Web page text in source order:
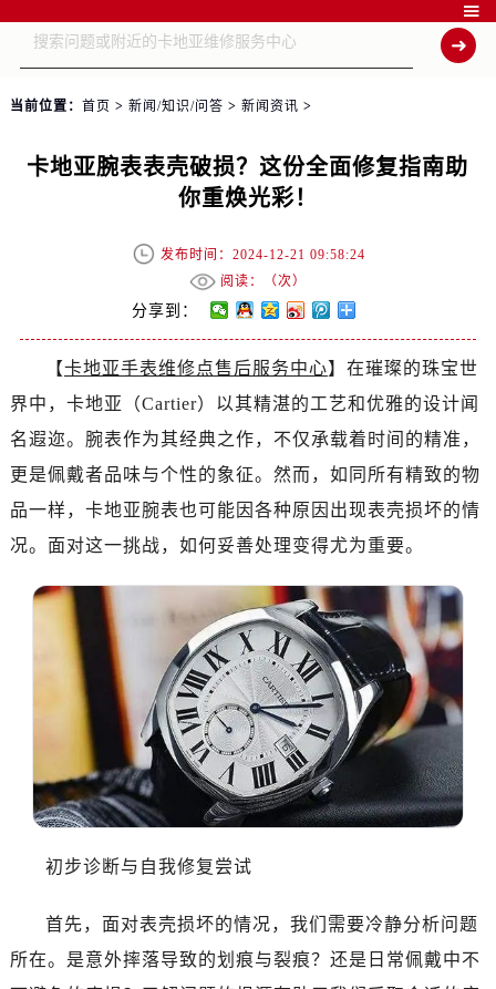

当前位置： 首页 > 新闻/知识/问答 > 新闻资讯 >
卡地亚腕表表壳破损？这份全面修复指南助
你重焕光彩！
发布时间：2024-12-21 09:58:24
阅读：（次）
分享到：
【卡地亚手表维修点售后服务中心】在璀璨的珠宝世
界中，卡地亚（Cartier）以其精湛的工艺和优雅的设计闻
名遐迩。腕表作为其经典之作，不仅承载着时间的精准，
更是佩戴者品味与个性的象征。然而，如同所有精致的物
品一样，卡地亚腕表也可能因各种原因出现表壳损坏的情
况。面对这一挑战，如何妥善处理变得尤为重要。
初步诊断与自我修复尝试
首先，面对表壳损坏的情况，我们需要冷静分析问题
所在。是意外摔落导致的划痕与裂痕？还是日常佩戴中不